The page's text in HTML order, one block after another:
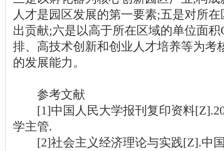
人才是园区发展的第一要素;五是对所
出贡献;六是以高于所在区域的单位面积
排、高技术创新和创业人才培养等为考
的发展能力。
参考文献
[1]中国人民大学报刊复印资料
学主管.
[2]社会主义经济理论与实践[Z].中国